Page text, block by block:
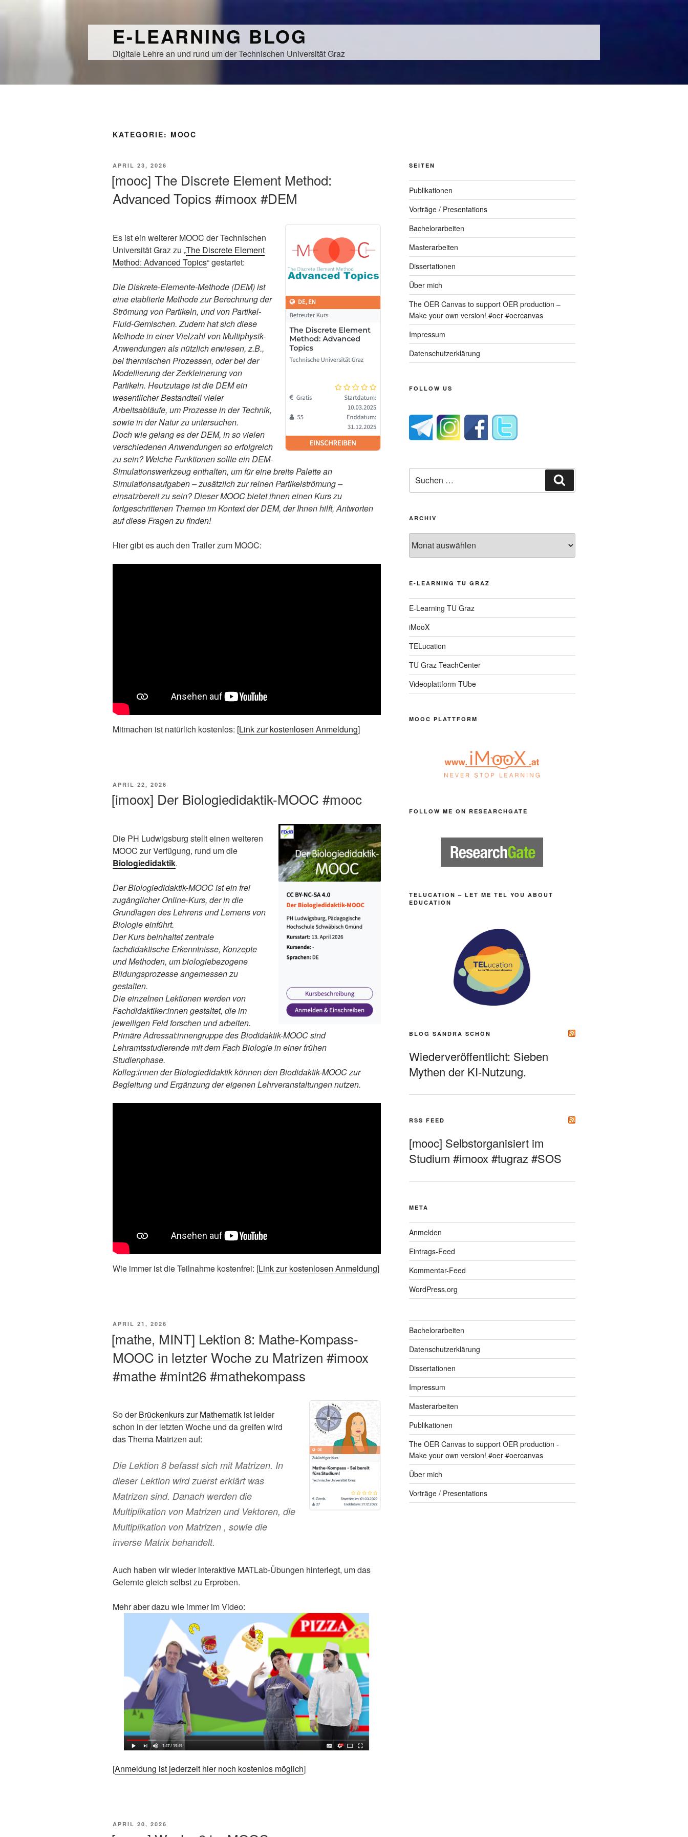
Inhalt
E-LEARNING BLOG
Digitale Lehre an und rund um der Technischen Universität Graz
KATEGORIE: MOOC
VERÖFFENTLICHT
APRIL 23, 2026
[mooc] The Discrete Element Method:
Advanced Topics #imoox #DEM
Es ist ein weiterer MOOC der Technischen
Universität Graz zu „The Discrete Element
Method: Advanced Topics“ gestartet:
Die Diskrete-Elemente-Methode (DEM) ist
eine etablierte Methode zur Berechnung der
Strömung von Partikeln, und von Partikel-
Fluid-Gemischen. Zudem hat sich diese
Methode in einer Vielzahl von Multiphysik-
Anwendungen als nützlich erwiesen, z.B.,
bei thermischen Prozessen, oder bei der
Modellierung der Zerkleinerung von
Partikeln. Heutzutage ist die DEM ein
wesentlicher Bestandteil vieler
Arbeitsabläufe, um Prozesse in der Technik,
sowie in der Natur zu untersuchen.
Doch wie gelang es der DEM, in so vielen
verschiedenen Anwendungen so erfolgreich
zu sein? Welche Funktionen sollte ein DEM-
Simulationswerkzeug enthalten, um für eine breite Palette an
Simulationsaufgaben – zusätzlich zur reinen Partikelströmung –
einsatzbereit zu sein? Dieser MOOC bietet ihnen einen Kurs zu
fortgeschrittenen Themen im Kontext der DEM, der Ihnen hilft, Antworten
auf diese Fragen zu finden!
Hier gibt es auch den Trailer zum MOOC:
Mitmachen ist natürlich kostenlos: [Link zur kostenlosen Anmeldung]
VERÖFFENTLICHT
APRIL 22, 2026
[imoox] Der Biologiedidaktik-MOOC #mooc
Die PH Ludwigsburg stellt einen weiteren
MOOC zur Verfügung, rund um die
Biologiedidaktik.
Der Biologiedidaktik-MOOC ist ein frei
zugänglicher Online-Kurs, der in die
Grundlagen des Lehrens und Lernens von
Biologie einführt.
Der Kurs beinhaltet zentrale
fachdidaktische Erkenntnisse, Konzepte
und Methoden, um biologiebezogene
Bildungsprozesse angemessen zu
gestalten.
Die einzelnen Lektionen werden von
Fachdidaktiker:innen gestaltet, die im
jeweiligen Feld forschen und arbeiten.
Primäre Adressat:innengruppe des Biodidaktik-MOOC sind
Lehramtsstudierende mit dem Fach Biologie in einer frühen
Studienphase.
Kolleg:innen der Biologiedidaktik können den Biodidaktik-MOOC zur
Begleitung und Ergänzung der eigenen Lehrveranstaltungen nutzen.
Wie immer ist die Teilnahme kostenfrei: [Link zur kostenlosen Anmeldung]
VERÖFFENTLICHT
APRIL 21, 2026
[mathe, MINT] Lektion 8: Mathe-Kompass-
MOOC in letzter Woche zu Matrizen #imoox
#mathe #mint26 #mathekompass
So derBrückenkurs zur Mathematik ist leider
schon in der letzten Woche und da greifen wird
das Thema Matrizen auf:
Die Lektion 8 befasst sich mit Matrizen. In
dieser Lektion wird zuerst erklärt was
Matrizen sind. Danach werden die
Multiplikation von Matrizen und Vektoren, die
Multiplikation von Matrizen , sowie die
inverse Matrix behandelt.
Auch haben wir wieder interaktive MATLab-Übungen hinterlegt, um das
Gelernte gleich selbst zu Erproben.
Mehr aber dazu wie immer im Video:
[Anmeldung ist jederzeit hier noch kostenlos möglich]
VERÖFFENTLICHT
APRIL 20, 2026
SEITEN
Publikationen
Vorträge / Presentations
Bachelorarbeiten
Masterarbeiten
Dissertationen
Über mich
The OER Canvas to support OER production –
Make your own version! #oer #oercanvas
Impressum
Datenschutzerklärung
FOLLOW US
nach:
ARCHIV
E-LEARNING TU GRAZ
E-Learning TU Graz
iMooX
TELucation
TU Graz TeachCenter
Videoplattform TUbe
MOOC PLATTFORM
FOLLOW ME ON RESEARCHGATE
TELUCATION – LET ME TEL YOU ABOUT
EDUCATION
BLOG SANDRA SCHÖN
Wiederveröffentlicht: Sieben
Mythen der KI-Nutzung.
RSS FEED
[mooc] Selbstorganisiert im
Studium #imoox #tugraz #SOS
META
Anmelden
Eintrags-Feed
Kommentar-Feed
WordPress.org
Bachelorarbeiten
Datenschutzerklärung
Dissertationen
Impressum
Masterarbeiten
Publikationen
The OER Canvas to support OER production -
Make your own version! #oer #oercanvas
Über mich
Vorträge / Presentations